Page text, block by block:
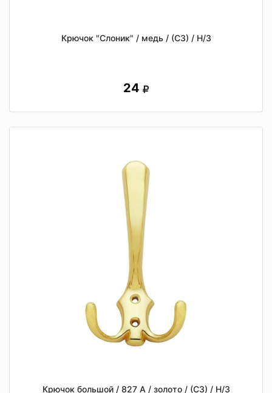
Крючок "Слоник" / медь / (СЗ) / Н/З
24
Крючок большой / 827 А / золото / (СЗ) / Н/З